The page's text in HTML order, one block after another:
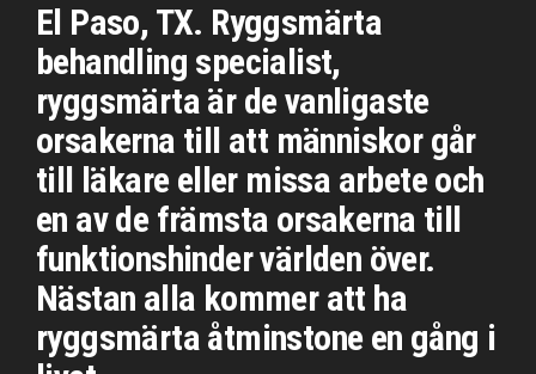
El Paso, TX. Ryggsmärta
behandling specialist,
ryggsmärta är de vanligaste
orsakerna till att människor går
till läkare eller missa arbete och
en av de främsta orsakerna till
funktionshinder världen över.
Nästan alla kommer att ha
ryggsmärta åtminstone en gång i